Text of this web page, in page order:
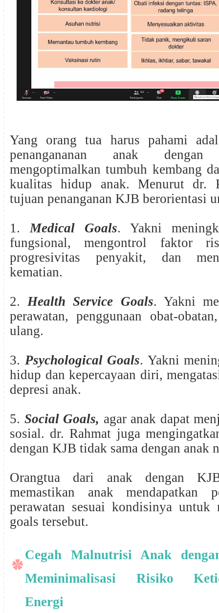
Yang orang tua harus pahami
penangananan anak
mengoptimalkan tumbuh kembang
kualitas hidup anak. Menurut dr.
tujuan penanganan KJB berorientasi
1.Medical Goals. Yakni
fungsional, mengontrol faktor
progresivitas penyakit, dan
kematian.
2.Health Service Goals. Yakni
perawatan, penggunaan obat-
ulang.
3. Psychological Goals. Yakni
hidup dan kepercayaan diri,
depresi anak.
5. Social Goals, agar anak dapat
sosial. dr. Rahmat juga
dengan KJB tidak sama dengan anak
Orangtua dari anak dengan
memastikan anak mendapatkan
perawatan sesuai kondisinya untuk
goals tersebut.
Cegah Malnutrisi Anak
Meminimalisasi Risiko
Energi